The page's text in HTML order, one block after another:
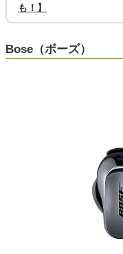
も！】
Bose（ボーズ）